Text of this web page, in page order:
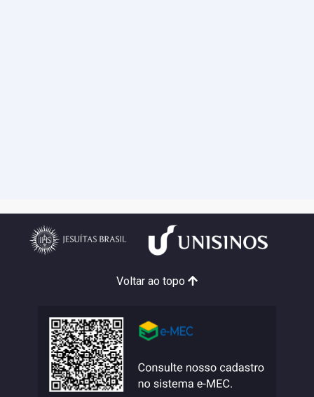
Voltar ao topo